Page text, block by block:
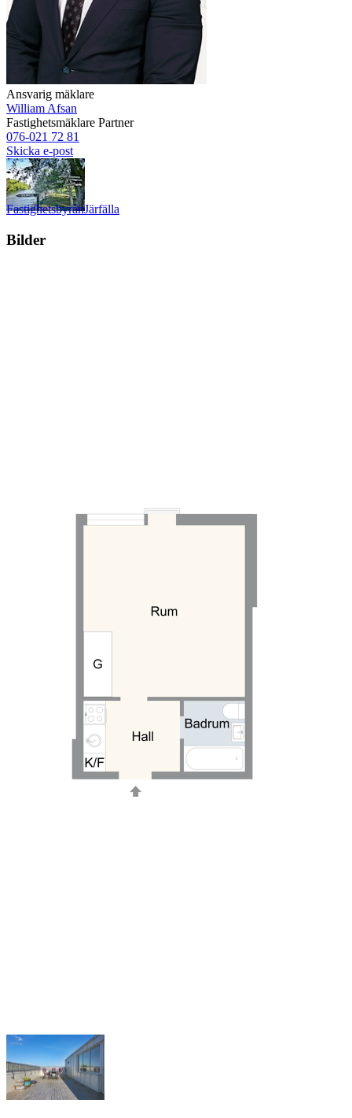
Ansvarig mäklare
William Afsan
Fastighetsmäklare Partner
076-021 72 81
Skicka e-post
FastighetsbyrånJärfälla
Bilder